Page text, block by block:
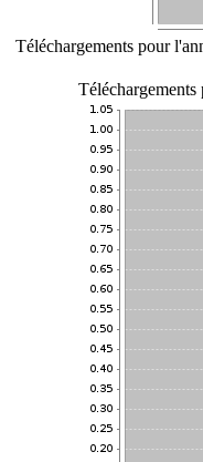
Téléchargements pour